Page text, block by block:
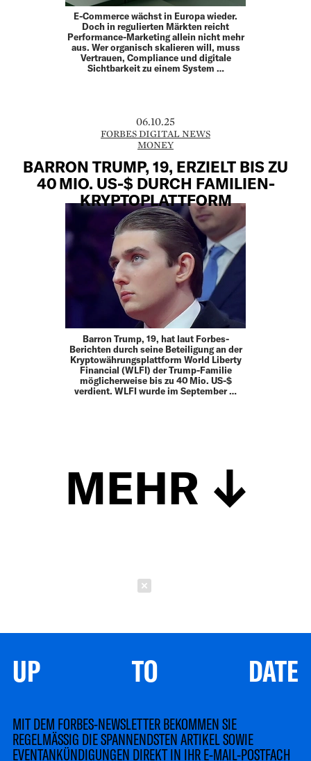
E-Commerce wächst in Europa wieder.
Doch in regulierten Märkten reicht
Performance-Marketing allein nicht mehr
aus. Wer organisch skalieren will, muss
Vertrauen, Compliance und digitale
Sichtbarkeit zu einem System …
06.10.25
FORBES DIGITAL NEWS
MONEY
BARRON TRUMP, 19, ERZIELT BIS ZU
40 MIO. US-$ DURCH FAMILIEN-
KRYPTOPLATTFORM
Barron Trump, 19, hat laut Forbes-
Berichten durch seine Beteiligung an der
Kryptowährungsplattform World Liberty
Financial (WLFI) der Trump-Familie
möglicherweise bis zu 40 Mio. US-$
verdient. WLFI wurde im September …
MEHR
UP TO DATE
MIT DEM FORBES-NEWSLETTER BEKOMMEN SIE
REGELMÄSSIG DIE SPANNENDSTEN ARTIKEL SOWIE
EVENTANKÜNDIGUNGEN DIREKT IN IHR E-MAIL-POSTFACH